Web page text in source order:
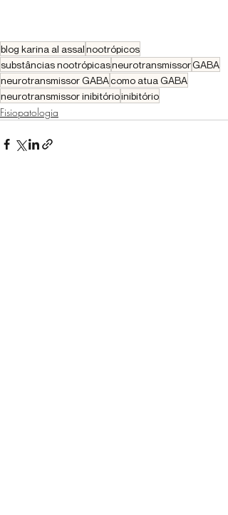
blog karina al assalnootrópicos
substâncias nootrópicasneurotransmissorGABA
neurotransmissor GABAcomo atua GABA
neurotransmissor inibitórioinibitório
Fisiopatologia